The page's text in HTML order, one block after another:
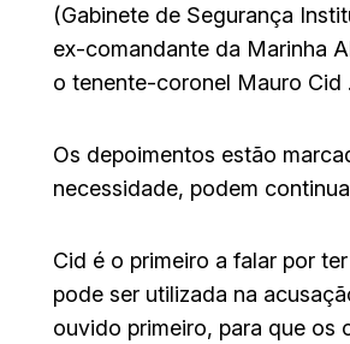
(Gabinete de Segurança
ex-comandante da Marinha
o tenente-coronel Mauro Cid .
Os depoimentos estão
necessidade, podem
Cid é o primeiro a falar por
pode ser utilizada na
ouvido primeiro, para que os